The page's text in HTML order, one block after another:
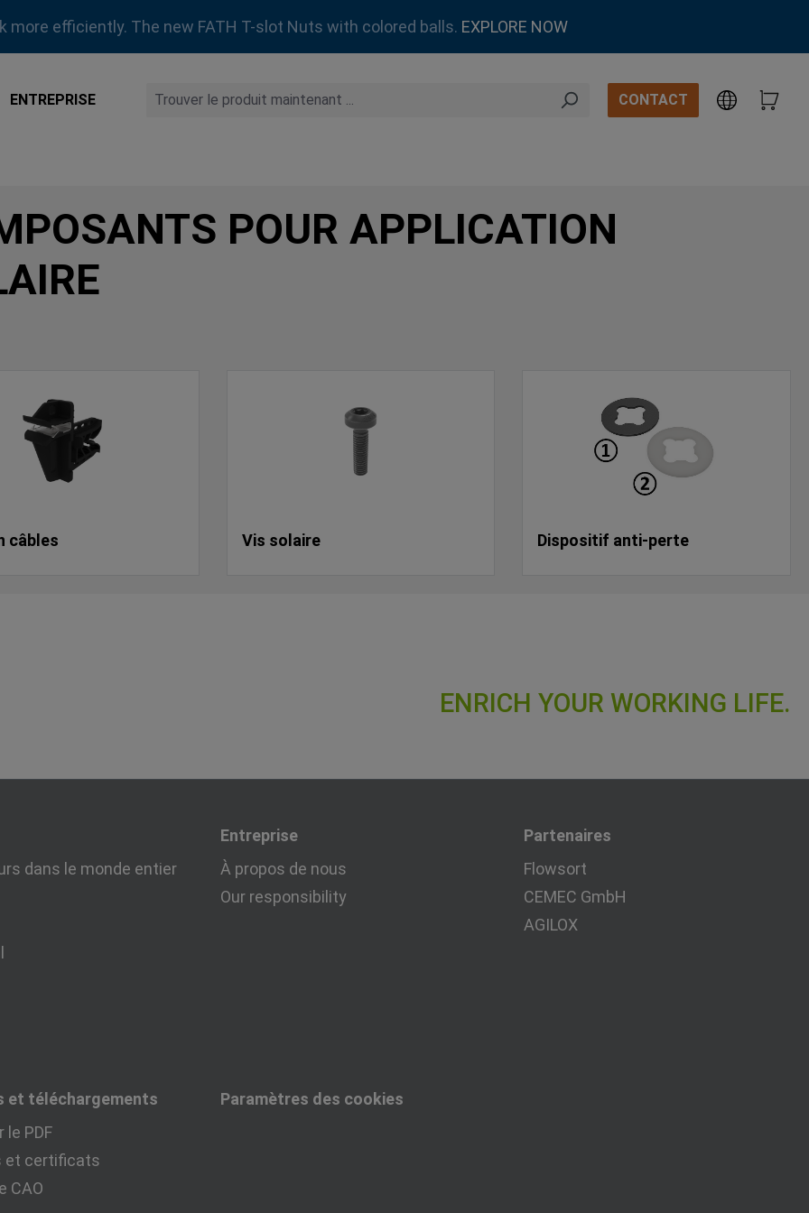
more efficiently. The new FATH T-slot Nuts with colored balls. EXPLORE NOW
ENTREPRISE CONTACT
POUR APPLICATION
câbles Vis solaire Dispositif anti-perte
dans le monde entier
Entreprise
À propos de nous
Our responsibility
Partenaires
Flowsort
CEMEC GmbH
AGILOX
et téléchargements
le PDF
et certificats
CAO
Paramètres des cookies